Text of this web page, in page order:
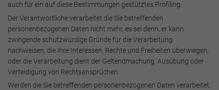
auch für ein auf diese Bestimmungen gestütztes Profiling.
Der Verantwortliche verarbeitet die Sie betreffenden
personenbezogenen Daten nicht mehr, es sei denn, er kann
zwingende schutzwürdige Gründe für die Verarbeitung
nachweisen, die Ihre Interessen, Rechte und Freiheiten überwiegen,
oder die Verarbeitung dient der Geltendmachung, Ausübung oder
Verteidigung von Rechtsansprüchen.
Werden die Sie betreffenden personenbezogenen Daten verarbeitet,